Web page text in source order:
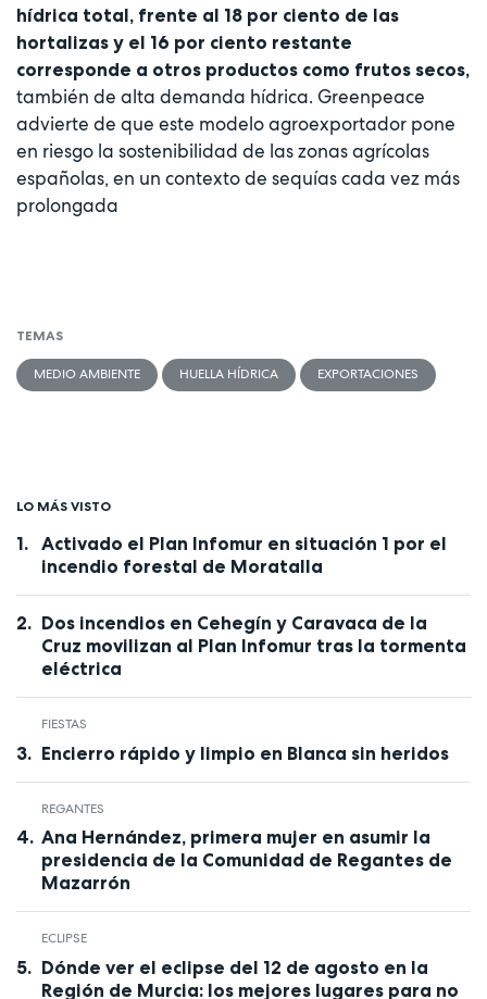
hídrica total, frente al 18 por ciento de las
hortalizas y el 16 por ciento restante
corresponde a otros productos como frutos secos,
también de alta demanda hídrica. Greenpeace
advierte de que este modelo agroexportador pone
en riesgo la sostenibilidad de las zonas agrícolas
españolas, en un contexto de sequías cada vez más
prolongada
TEMAS
MEDIO AMBIENTE HUELLA HÍDRICA EXPORTACIONES
LO MÁS VISTO
Activado el Plan Infomur en situación 1 por el
incendio forestal de Moratalla
Dos incendios en Cehegín y Caravaca de la
Cruz movilizan al Plan Infomur tras la tormenta
eléctrica
FIESTAS
Encierro rápido y limpio en Blanca sin heridos
REGANTES
Ana Hernández, primera mujer en asumir la
presidencia de la Comunidad de Regantes de
Mazarrón
ECLIPSE
Dónde ver el eclipse del 12 de agosto en la
Región de Murcia: los mejores lugares para no